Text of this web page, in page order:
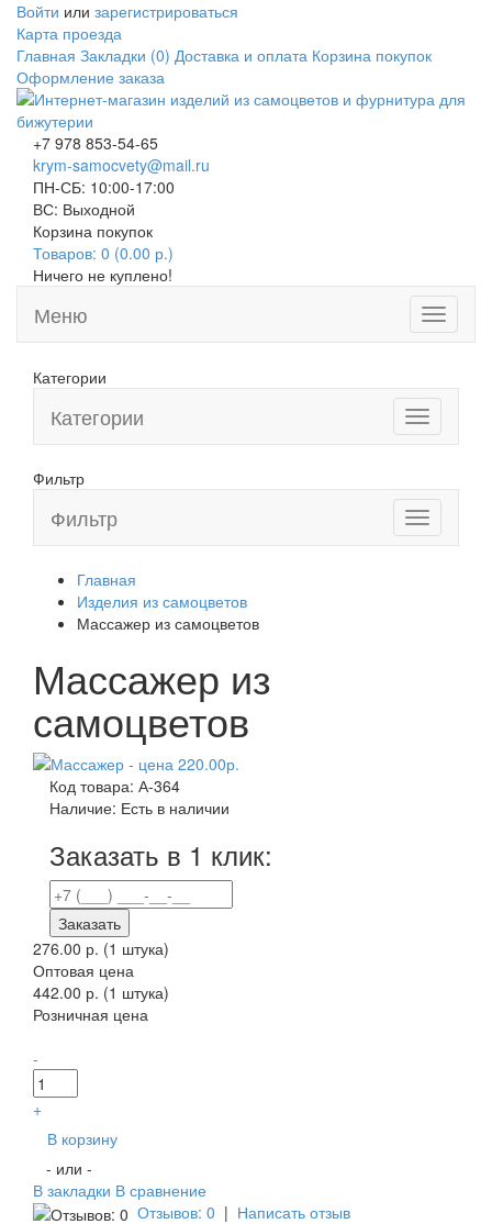
Войти или зарегистрироваться
Карта проезда
Главная Закладки (0) Доставка и оплата Корзина покупок
Оформление заказа
+7 978 853-54-65
krym-samocvety@mail.ru
ПН-СБ: 10:00-17:00
ВС: Выходной
Корзина покупок
Товаров: 0 (0.00 р.)
Ничего не куплено!
Toggle
Меню
Категории
Toggle
navigation
Категории
Фильтр
Toggle
navigation
Фильтр
Главная
Изделия из самоцветов
Массажер из самоцветов
Массажер из
самоцветов
Код товара: А-364
Наличие: Есть в наличии
Заказать в 1 клик:
Заказать
276.00 р. (1 штука)
Оптовая цена
442.00 р. (1 штука)
Розничная цена
-
+
В корзину
- или -
В закладки В сравнение
Отзывов: 0 | Написать отзыв